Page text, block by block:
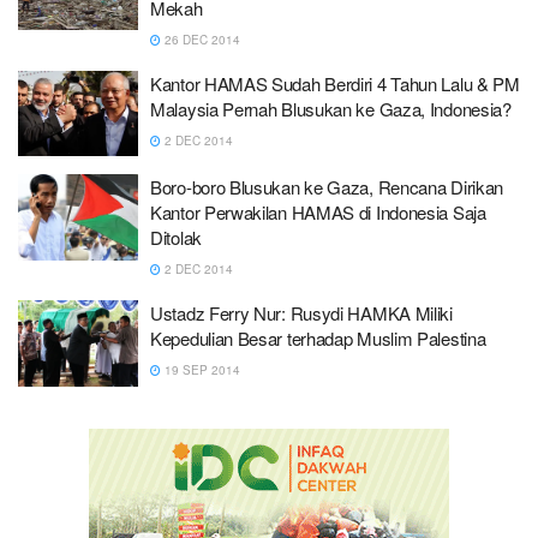
Mekah
26 DEC 2014
Kantor HAMAS Sudah Berdiri 4 Tahun Lalu & PM
Malaysia Pernah Blusukan ke Gaza, Indonesia?
2 DEC 2014
Boro-boro Blusukan ke Gaza, Rencana Dirikan
Kantor Perwakilan HAMAS di Indonesia Saja
Ditolak
2 DEC 2014
Ustadz Ferry Nur: Rusydi HAMKA Miliki
Kepedulian Besar terhadap Muslim Palestina
19 SEP 2014